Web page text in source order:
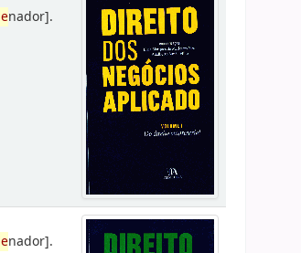
nador].
nador].